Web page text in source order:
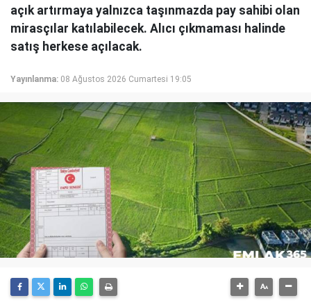
açık artırmaya yalnızca taşınmazda pay sahibi olan
mirasçılar katılabilecek. Alıcı çıkmaması halinde
satış herkese açılacak.
Yayınlanma: 08 Ağustos 2026 Cumartesi 19:05